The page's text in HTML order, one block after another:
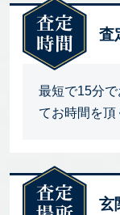
査
最短で15分
てお時間を頂
玄